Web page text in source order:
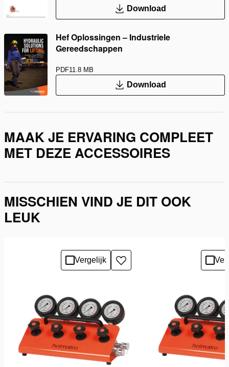
Download
Hef Oplossingen – Industriele
Gereedschappen
PDF11.8 MB
Download
MAAK JE ERVARING COMPLEET
MET DEZE ACCESSOIRES
MISSCHIEN VIND JE DIT OOK
LEUK
Vergelijk
Toevoegen
aan